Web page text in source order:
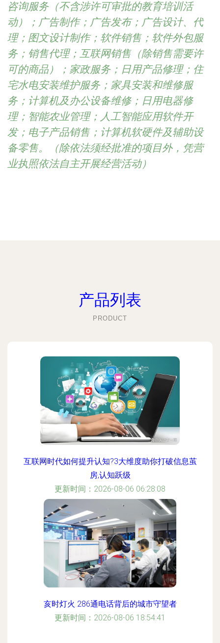
咨询服务（不含涉许可审批的教育培训活
动）；广告制作；广告发布；广告设计、代
理；图文设计制作；软件销售；软件外包服
务；销售代理；互联网销售（除销售需要许
可的商品）；家政服务；日用产品修理；住
宅水电安装维护服务；家具安装和维修服
务；计算机及办公设备维修；日用电器修
理；智能农业管理；人工智能应用软件开
发；电子产品销售；计算机软硬件及辅助设
备零售。（除依法须经批准的项目外，凭营
业执照依法自主开展经营活动）
产品列表
PRODUCT
互联网时代如何提升认知?3大维度助你打破信息茧
房,认知跃级
更新时间：2026-08-06 06:28:08
亥时灯火 286通电话背后的城市守望者
更新时间：2026-08-06 18:54:41